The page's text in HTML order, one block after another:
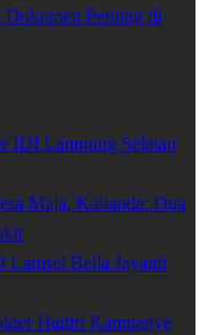
Penting di
IDI Lampung Selatan
Maja, Kalianda: Dua
Lamsel Bella Jayanti
Hadiri Kampanye